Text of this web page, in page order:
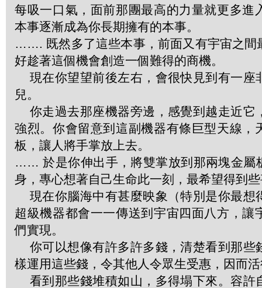
每吸一口氣，面前那團最高的力量就更多進
本事逐漸成為你長期擁有的本事。
……. 既然多了這些本事，前面又有宇宙之間
好趁著這個機會創造一個難得的商機。
現在你望望前後左右，會很快見到有一座
兒。
你走過去那座機器旁邊，感覺到越走近它
強烈。你會留意到這副機器有條巨型天線，
板，讓人將手掌放上去。
…… 於是你伸出手，將雙掌放到那兩塊金屬
身，專心想著自己生命此一刻，最希望得到
現在你腦海中有甚麼映象（特別是你最想
超級機器都會一一傳送到宇宙四面八方，讓
們實現。
你可以想像有許多許多錢，清楚看到那些
樣運用這些錢，令其他人令眾生受惠，因而
看到那些錢堆積如山，多得塌下來。容許